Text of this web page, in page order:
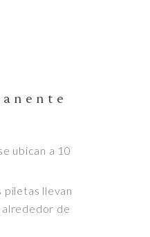
ubican a 10
piletas llevan
alrededor de